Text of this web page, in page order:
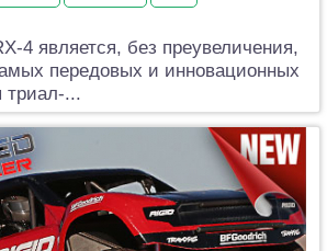
4 является, без преувеличения,
передовых и инновационных
триал-...